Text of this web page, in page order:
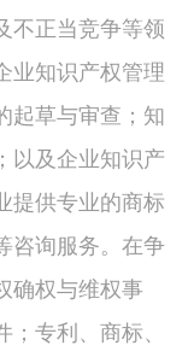
不正当竞争等领
业知识产权管理
起草与审查；知
以及企业知识产
提供专业的商标
咨询服务。在争
确权与维权事
专利、商标、